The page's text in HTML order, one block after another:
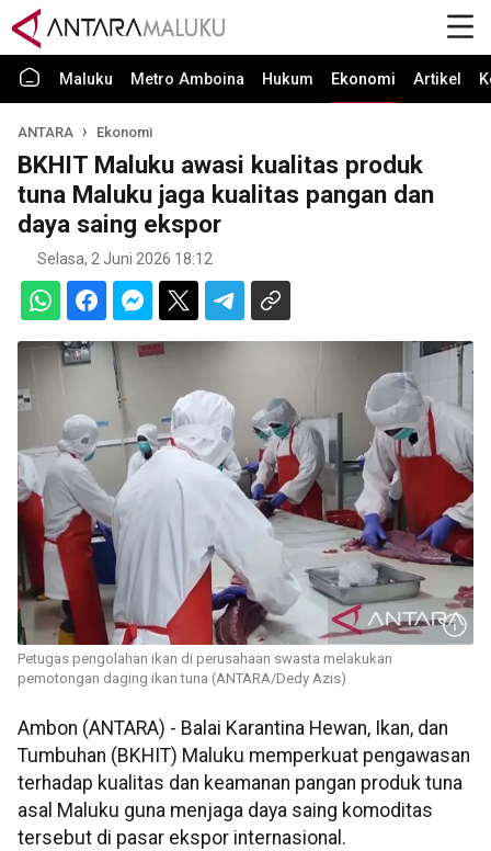
Maluku Metro Amboina Hukum Ekonomi Artikel
ANTARA Ekonomi
BKHIT Maluku awasi kualitas produk
tuna Maluku jaga kualitas pangan dan
daya saing ekspor
Selasa, 2 Juni 2026 18:12
Petugas pengolahan ikan di perusahaan swasta melakukan
pemotongan daging ikan tuna (ANTARA/Dedy Azis)
Ambon (ANTARA) - Balai Karantina Hewan, Ikan, dan
Tumbuhan (BKHIT) Maluku memperkuat pengawasan
terhadap kualitas dan keamanan pangan produk tuna
asal Maluku guna menjaga daya saing komoditas
tersebut di pasar ekspor internasional.